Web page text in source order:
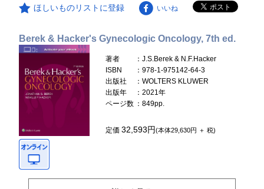
ほしいものリストに登録 いいね
Berek & Hacker's Gynecologic Oncology, 7th ed.
著者
：J.S.Berek & N.F.Hacker
ISBN
：978-1-975142-64-3
出版社
：WOLTERS KLUWER
出版年
：2021年
ページ数 ：849pp.
定価32,593円(本体29,630円 ＋ 税)